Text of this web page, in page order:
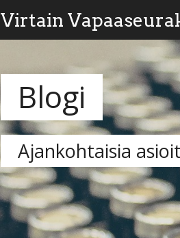
Virtain
Blogi
Ajankohtaisia